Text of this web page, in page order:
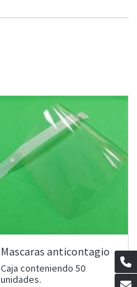
Mascaras anticontagio
Caja conteniendo 50
unidades.